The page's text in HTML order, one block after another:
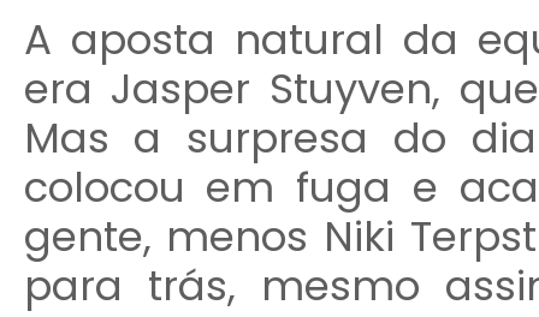
A aposta natural da
era Jasper Stuyven,
Mas a surpresa do
colocou em fuga e
gente, menos Niki
para trás, mesmo